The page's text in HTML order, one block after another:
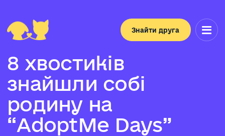
Знайти друга
8 хвостиків
знайшли собі
родину на
“AdoptMe Days”